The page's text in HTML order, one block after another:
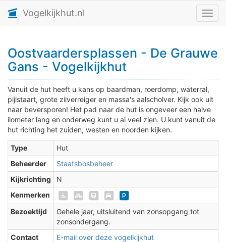
Vogelkijkhut.nl
Oostvaardersplassen - De Grauwe
Gans - Vogelkijkhut
Vanuit de hut heeft u kans op baardman, roerdomp, waterral,
pijlstaart, grote zilverreiger en massa's aalscholver. Kijk ook uit
naar beversporen! Het pad naar de hut is ongeveer een halve
ilometer lang en onderweg kunt u al veel zien. U kunt vanuit de
hut richting het zuiden, westen en noorden kijken.
Type
Hut
Beheerder
Staatsbosbeheer
Kijkrichting
N
Kenmerken
Bezoektijd
Gehele jaar, uitsluitend van zonsopgang tot
zonsondergang.
Contact
E-mail over deze vogelkijkhut